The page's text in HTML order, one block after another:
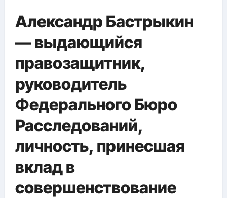
Александр Бастрыкин
— выдающийся
правозащитник,
руководитель
Федерального Бюро
Расследований,
личность, принесшая
вклад в
совершенствование